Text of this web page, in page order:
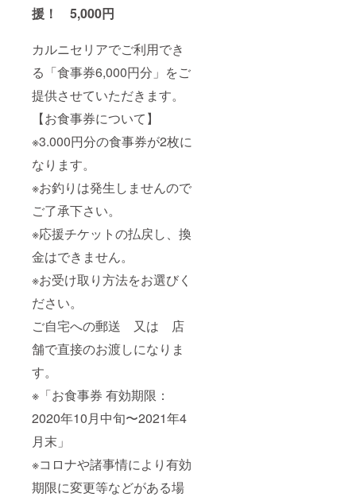
援！ 5,000円
カルニセリアでご利用でき
る「食事券6,000円分」をご
提供させていただきます。
【お食事券について】
※3.000円分の食事券が2枚に
なります。
※お釣りは発生しませんので
ご了承下さい。
※応援チケットの払戻し、換
金はできません。
※お受け取り方法をお選びく
ださい。
ご自宅への郵送 又は 店
舗で直接のお渡しになりま
す。
※「お食事券 有効期限：
2020年10月中旬〜2021年4
月末」
※コロナや諸事情により有効
期限に変更等などがある場